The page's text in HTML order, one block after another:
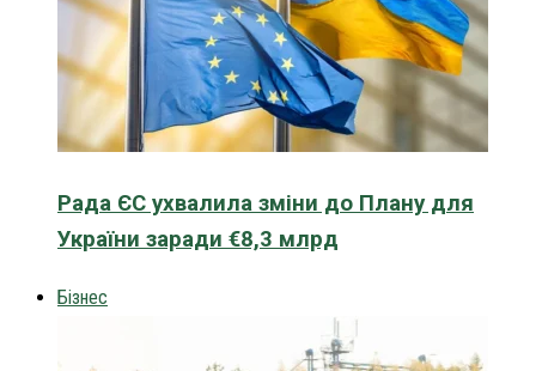
Рада ЄС ухвалила зміни до Плану для
України заради €8,3 млрд
Бізнес